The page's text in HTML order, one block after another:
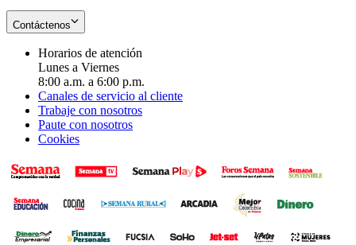
Contáctenos
Horarios de atención
Lunes a Viernes
8:00 a.m. a 6:00 p.m.
Canales de servicio al cliente
Trabaje con nosotros
Paute con nosotros
Cookies